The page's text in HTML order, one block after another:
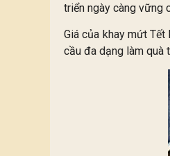
triển ngày càng vững
Giá của khay mứt
cầu đa dạng làm quà